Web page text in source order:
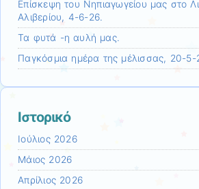
Επίσκεψη τoυ Νηπιαγωγείου μας στο
Αλιβερίου, 4-6-26.
Τα φυτά -η αυλή μας.
Παγκόσμια ημέρα της μέλισσας, 20-5-
Ιστορικό
Ιούλιος 2026
Μάιος 2026
Απρίλιος 2026